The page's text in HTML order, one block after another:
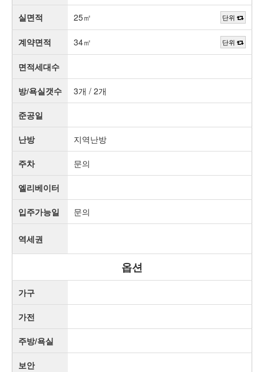
실면적 25㎡ 단위
계약면적 34㎡ 단위
면적세대수
방/욕실갯수 3개 / 2개
준공일
난방 지역난방
주차 문의
엘리베이터
입주가능일 문의
역세권
옵션
가구
가전
주방/욕실
보안